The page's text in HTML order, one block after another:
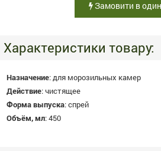
Замовити в один
Характеристики товару:
Назначение:для морозильных камер
Действие:чистящее
Форма выпуска:спрей
Объём, мл:450